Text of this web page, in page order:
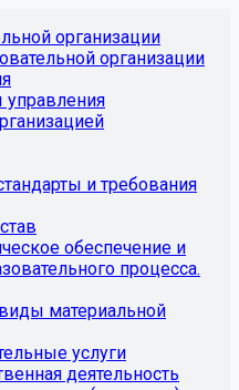
организации
организации
управления
и требования
обеспечение и
процесса.
материальной
услуги
деятельность